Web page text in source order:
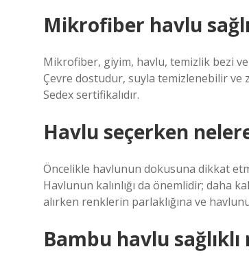
Mikrofiber havlu
Mikrofiber, giyim, havlu, temizlik bezi
Çevre dostudur, suyla temizlenebilir ve
Sedex sertifikalıdır.
Havlu seçerken
Öncelikle havlunun dokusuna dikkat
Havlunun kalınlığı da önemlidir; daha
alırken renklerin parlaklığına ve
Bambu havlu sağlıklı